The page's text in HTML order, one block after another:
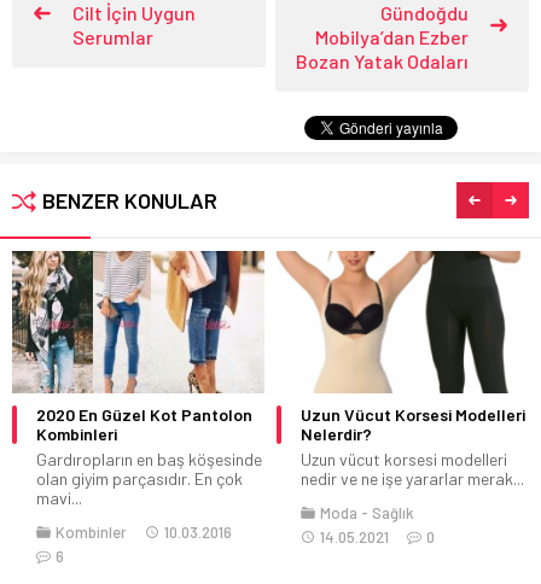
Cilt İçin Uygun
Serumlar
Gündoğdu
Mobilya’dan Ezber
Bozan Yatak Odaları
BENZER KONULAR
2020 En Güzel Kot Pantolon
Kombinleri
Gardıropların en baş köşesinde
olan giyim parçasıdır. En çok
mavi...
Kombinler
10.03.2016
6
Uzun Vücut Korsesi Modelleri
Nelerdir?
Uzun vücut korsesi modelleri
nedir ve ne işe yararlar merak...
Moda
Sağlık
14.05.2021
0